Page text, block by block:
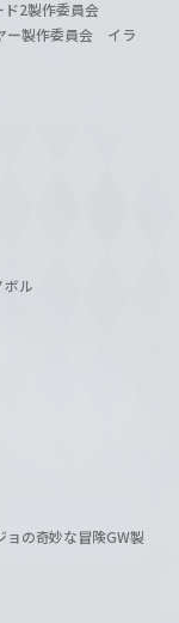
2製作委員会
ー製作委員会 イラ
ル
ョの奇妙な冒険GW製